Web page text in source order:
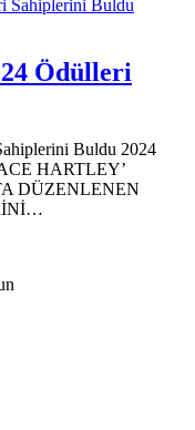
Ödülleri
Buldu 2024
HARTLEY’
DÜZENLENEN